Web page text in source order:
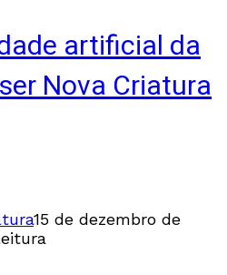
artificial da
Nova Criatura
15 de dezembro de